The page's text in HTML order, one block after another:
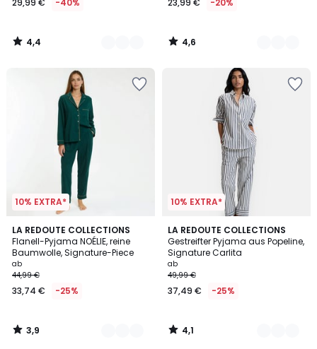
29,99 € -40%
4,4
/
23,99 € -20%
4,6
/
10% EXTRA*
LA REDOUTE COLLECTIONS
Flanell-Pyjama NOÉLIE, reine
Baumwolle, Signature-Piece
ab
44,99 €
33,74 € -25%
3,9
/ 5
3
Farben
3,9
/
10% EXTRA*
LA REDOUTE COLLECTIONS
Gestreifter Pyjama aus Popeline,
Signature Carlita
ab
49,99 €
37,49 € -25%
4,1
/ 5
2
Farben
4,1
/